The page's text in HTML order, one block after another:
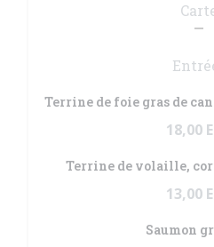
Terrine de foie gras de
18,00
Terrine de volaille,
13,00
Saumon